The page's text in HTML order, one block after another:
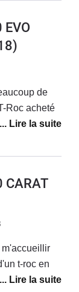
EVO
de
Roc acheté
de coeur
Ca
(vu
normal ???
des
CARAT
m'accueillir
t-roc en
en juin